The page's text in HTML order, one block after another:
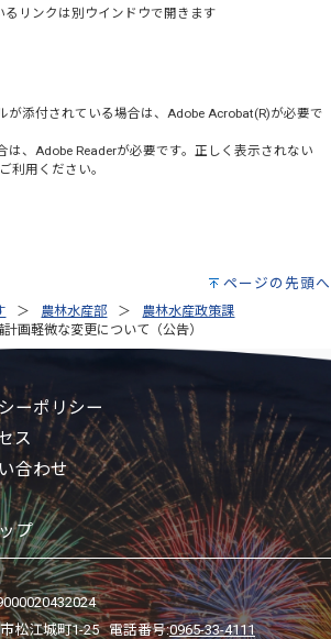
るリンクは別ウインドウで開きます
添付されている場合は、 Adobe Acrobat(R)が必要で
は、 Adobe Readerが必要です。正しく表示されない
利用ください。
ページの先頭へ
農林水産部
農林水産政策課
画軽微な変更について（公告）
ーポリシー
ス
合わせ
プ
松江城町1-25 電話番号:0965-33-4111